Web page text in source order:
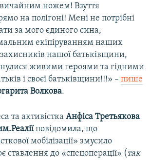
ножем! Взуття
на полігоні! Мені не потрібні
за мого єдиного сина,
екіпіруванням наших
захисників нашої батьківщини,
живими героями та гідними
і своєї батьківщини!!!» – пише
Волкова.
та активістка Анфіса Третьякова
повідомила, що
мобілізації» змусило
ставлення до «спецоперації» ( так